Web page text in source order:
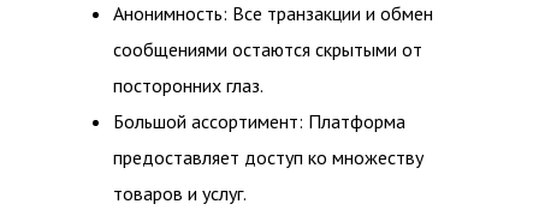
Анонимность: Все транзакции и обмен
сообщениями остаются скрытыми от
посторонних глаз.
Большой ассортимент: Платформа
предоставляет доступ ко множеству
товаров и услуг.